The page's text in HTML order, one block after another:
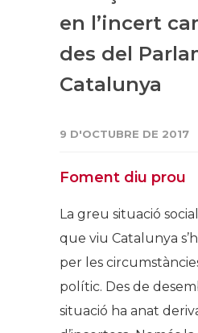
en l’incert
des del
Catalunya
9 D'OCTUBRE DE 2017
Foment diu prou
La greu situació
que viu Catalunya
per les
polític. Des de
situació ha anat